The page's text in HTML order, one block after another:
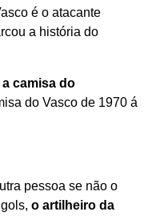
é o atacante
a história do
camisa do
do Vasco de 1970 á
pessoa se não o
o artilheiro da